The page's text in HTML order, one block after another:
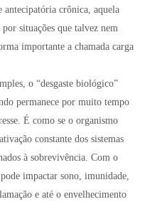
crônica, aquela
situações que talvez nem
importante a chamada carga
o “desgaste biológico”
permanece por muito tempo
É como se o organismo
constante dos sistemas
à sobrevivência. Com o
impactar sono, imunidade,
e até o envelhecimento